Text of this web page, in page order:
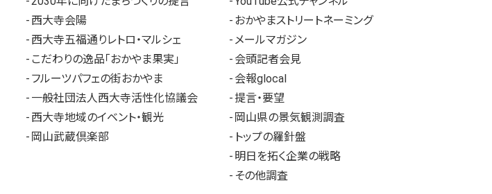
西大寺会陽
西大寺五福通りレトロ・マルシェ
こだわりの逸品「おかやま果実」
フルーツパフェの街おかやま
一般社団法人西大寺活性化協議会
西大寺地域のイベント・観光
岡山武蔵倶楽部
おかやまストリートネーミング
メールマガジン
会頭記者会見
会報glocal
提言・要望
岡山県の景気観測調査
トップの羅針盤
明日を拓く企業の戦略
その他調査